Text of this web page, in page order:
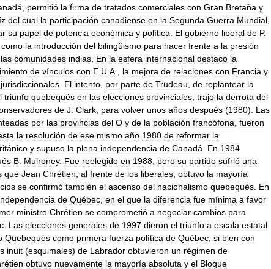
permitió la firma de tratados comerciales con Gran Bretaña y
del cual la participación canadiense en la Segunda Guerra Mundial
su papel de potencia económica y política El gobierno liberal de P.
como la introducción del bilingüismo para hacer frente a la presión
las comunidades indias En la esfera internacional destacó la
de vínculos con E U A la mejora de relaciones con Francia y
jurisdiccionales El intento por parte de Trudeau de replantear la
triunfo quebequés en las elecciones provinciales trajo la derrota del
de J Clark para volver unos años después (1980). Las
por las provincias del O y de la población francófona fueron
la resolución de ese mismo año 1980 de reformar la
y supuso la plena independencia de Canadá En 1984
B Mulroney. Fue reelegido en 1988 pero su partido sufrió una
que Jean Chrétien al frente de los liberales obtuvo la mayoría
se confirmó también el ascenso del nacionalismo quebequés En
de Québec en el que la diferencia fue mínima a favor
ministro Chrétien se comprometió a negociar cambios para
Las elecciones generales de 1997 dieron el triunfo a escala estatal
Quebequés como primera fuerza política de Québec si bien con
inuit (esquimales) de Labrador obtuvieron un régimen de
obtuvo nuevamente la mayoría absoluta y el Bloque